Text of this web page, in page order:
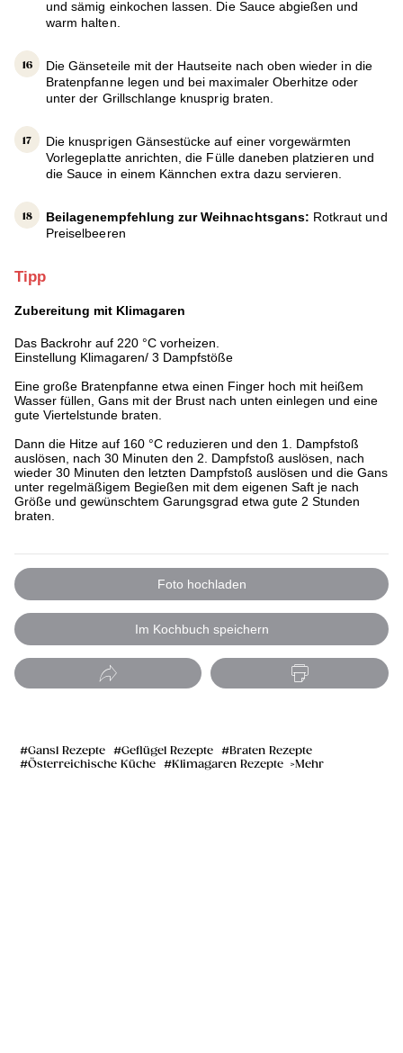
und sämig einkochen lassen. Die Sauce abgießen und
warm halten.
Die Gänseteile mit der Hautseite nach oben wieder in die
Bratenpfanne legen und bei maximaler Oberhitze oder
unter der Grillschlange knusprig braten.
Die knusprigen Gänsestücke auf einer vorgewärmten
Vorlegeplatte anrichten, die Fülle daneben platzieren und
die Sauce in einem Kännchen extra dazu servieren.
Beilagenempfehlung zur Weihnachtsgans: Rotkraut und
Preiselbeeren
Tipp
Zubereitung mit Klimagaren
Das Backrohr auf 220 °C vorheizen.
Einstellung Klimagaren/ 3 Dampfstöße
Eine große Bratenpfanne etwa einen Finger hoch mit heißem
Wasser füllen, Gans mit der Brust nach unten einlegen und eine
gute Viertelstunde braten.
Dann die Hitze auf 160 °C reduzieren und den 1. Dampfstoß
auslösen, nach 30 Minuten den 2. Dampfstoß auslösen, nach
wieder 30 Minuten den letzten Dampfstoß auslösen und die Gans
unter regelmäßigem Begießen mit dem eigenen Saft je nach
Größe und gewünschtem Garungsgrad etwa gute 2 Stunden
braten.
Foto hochladen
Im Kochbuch speichern
Gansl Rezepte Geflügel Rezepte
Braten Rezepte
Österreichische Küche
Klimagaren Rezepte Mehr